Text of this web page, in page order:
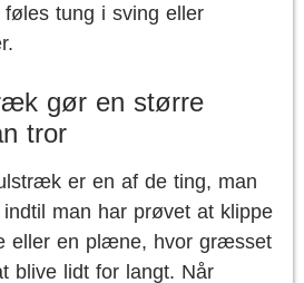
tung i sving eller
gør en større
tror
er en af de ting, man
man har prøvet at klippe
eller en plæne, hvor græsset
blive lidt for langt. Når